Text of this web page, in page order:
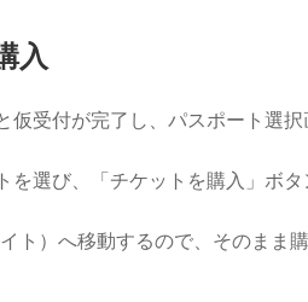
入
仮受付が完了し、パスポート選択
を選び、「チケットを購入」ボタ
ト）へ移動するので、そのまま